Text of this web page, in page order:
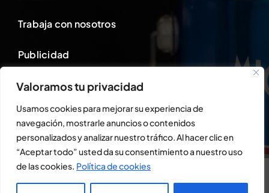
Valoramos tu privacidad
Usamos cookies para mejorar su experiencia de
navegación, mostrarle anuncios o contenidos
personalizados y analizar nuestro tráfico. Al hacer clic en
“Aceptar todo” usted da su consentimiento a nuestro uso
de las cookies. Política de cookies
Trabaja con nosotros
Publicidad
© Todos los derechos reservados • Miguel Beltran S.l
Uso de cookies